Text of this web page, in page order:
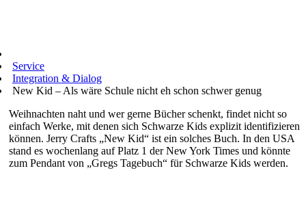
Service
Integration & Dialog
New Kid – Als wäre Schule nicht eh schon schwer genug
Weihnachten naht und wer gerne Bücher schenkt, findet nicht so
einfach Werke, mit denen sich Schwarze Kids explizit identifizieren
können. Jerry Crafts „New Kid“ ist ein solches Buch. In den USA
stand es wochenlang auf Platz 1 der New York Times und könnte
zum Pendant von „Gregs Tagebuch“ für Schwarze Kids werden.